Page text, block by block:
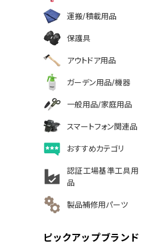
運搬/積載用品
保護具
アウトドア用品
ガーデン用品/機器
一般用品/家庭用品
スマートフォン関連品
おすすめカテゴリ
認証工場基準工具用
品
製品補修用パーツ
ピックアップブランド